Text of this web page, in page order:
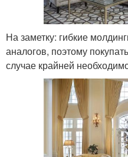
На заметку: гибкие
аналогов, поэтому
случае крайней